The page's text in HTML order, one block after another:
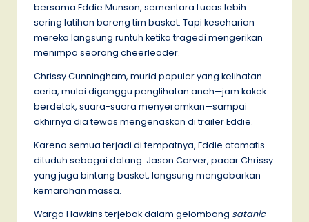
bersama Eddie Munson, sementara Lucas lebih
sering latihan bareng tim basket. Tapi keseharian
mereka langsung runtuh ketika tragedi mengerikan
menimpa seorang cheerleader.
Chrissy Cunningham, murid populer yang kelihatan
ceria, mulai diganggu penglihatan aneh—jam kakek
berdetak, suara-suara menyeramkan—sampai
akhirnya dia tewas mengenaskan di trailer Eddie.
Karena semua terjadi di tempatnya, Eddie otomatis
dituduh sebagai dalang. Jason Carver, pacar Chrissy
yang juga bintang basket, langsung mengobarkan
kemarahan massa.
Warga Hawkins terjebak dalam gelombang satanic